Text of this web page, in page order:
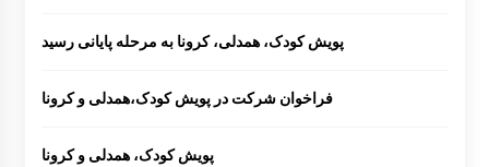
پویش کودک، همدلی، کرونا به مرحله پایانی رسید
فراخوان شرکت در پویش کودک،همدلی و کرونا
پویش کودک، همدلی و کرونا